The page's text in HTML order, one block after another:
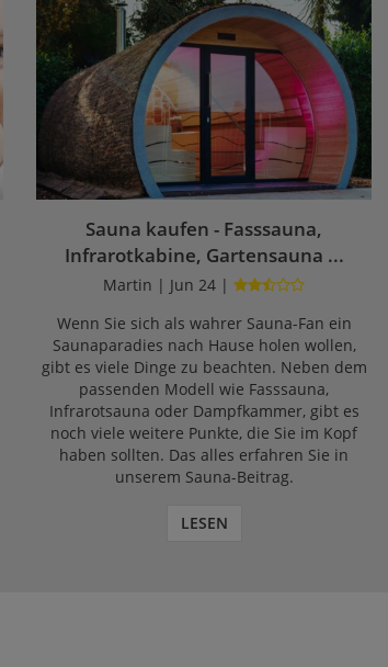
Sauna kaufen - Fasssauna,
Infrarotkabine, Gartensauna ...
Martin | Jun 24 |
Wenn Sie sich als wahrer Sauna-Fan ein
Saunaparadies nach Hause holen wollen,
gibt es viele Dinge zu beachten. Neben dem
passenden Modell wie Fasssauna,
Infrarotsauna oder Dampfkammer, gibt es
noch viele weitere Punkte, die Sie im Kopf
haben sollten. Das alles erfahren Sie in
unserem Sauna-Beitrag.
LESEN